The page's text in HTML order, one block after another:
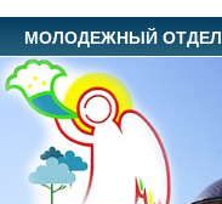
МОЛОДЕЖНЫЙ ОТДЕЛ